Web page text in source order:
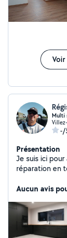
Multi
-/
Présentation
Je suis ici
réparation en
Aucun avis